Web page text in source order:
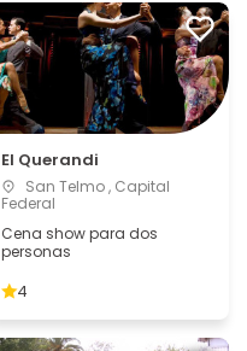
El Querandi
San Telmo , Capital
Federal
Cena show para dos
personas
4